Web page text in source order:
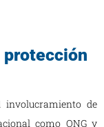
protección
involucramiento de
como ONG y